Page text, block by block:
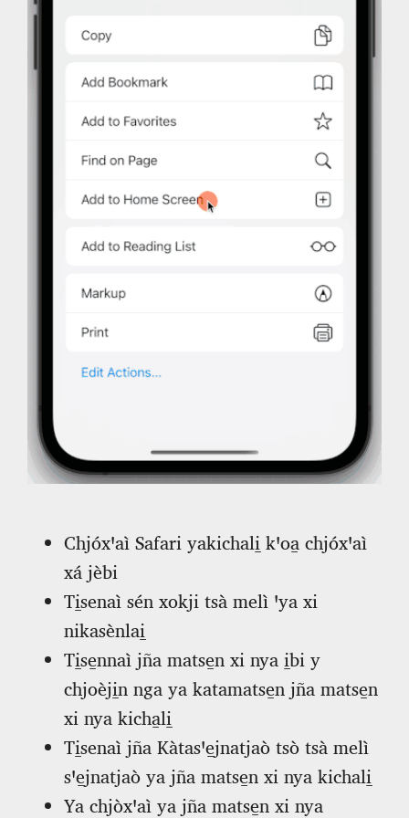
Chjóxꞌaì Safari yakichali̱ kꞌoa̱ chjóxꞌaì
xá jèbi
Ti̱senaì sén xokji tsà melì ꞌya xi
nikasènlai̱
Ti̱se̱nnaì jña matse̱n xi nya i̱bi y
chjoèji̱n nga ya katamatse̱n jña matse̱n
xi nya kicha̱li̱
Ti̱senaì jña Kàtasꞌe̱jnatjaò tsò tsà melì
sꞌe̱jnatjaò ya jña matse̱n xi nya kichali̱
Ya chjòxꞌaì ya jña matse̱n xi nya